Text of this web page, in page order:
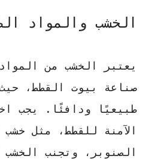
الخشب والمواد
يعتبر الخشب من
صناعة بيوت القطط،
طبيعيًا ودافئًا.
يجب
الآمنة للقطط، مثل خشب
الصنوبر، وتجنب الخشب